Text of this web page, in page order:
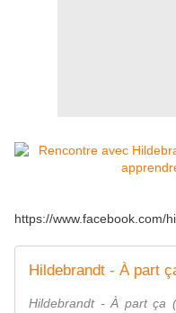
https://www.facebook.com/
Hildebrandt - À part
Hildebrandt - À part ça